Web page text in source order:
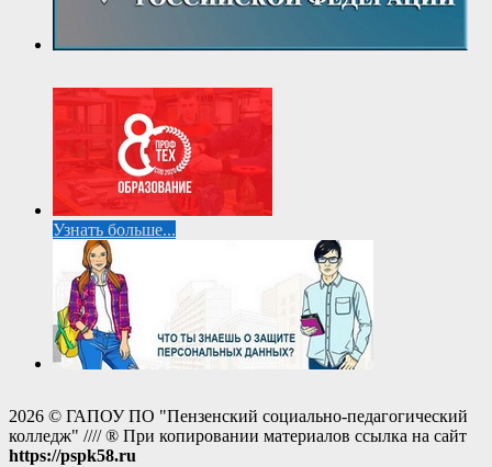
Узнать больше...
2026 © ГАПОУ ПО "Пензенский социально-педагогический
колледж" //// ® При копировании материалов ссылка на сайт
https://pspk58.ru